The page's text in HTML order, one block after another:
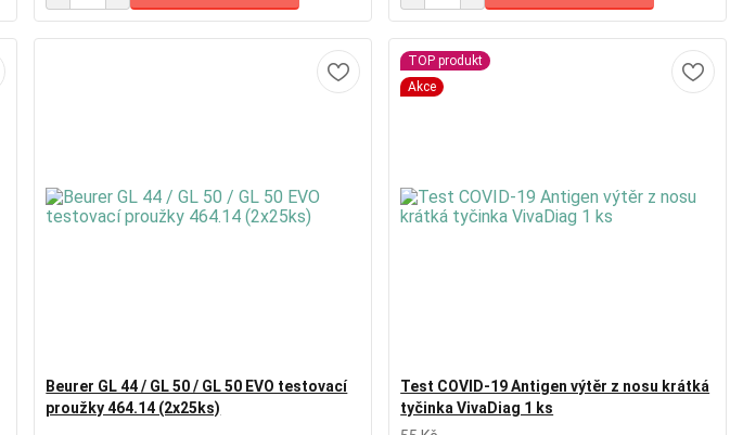
Beurer GL 44 / GL 50 / GL 50 EVO testovací
proužky 464.14 (2x25ks)
TOP produkt
Akce
Test COVID-19 Antigen výtěr z nosu krátká
tyčinka VivaDiag 1 ks